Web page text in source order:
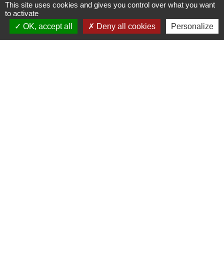
Liens
Grand Périgueux
This site uses cookies and gives you control over what you want
to activate
OK, accept all
Deny all cookies Personalize